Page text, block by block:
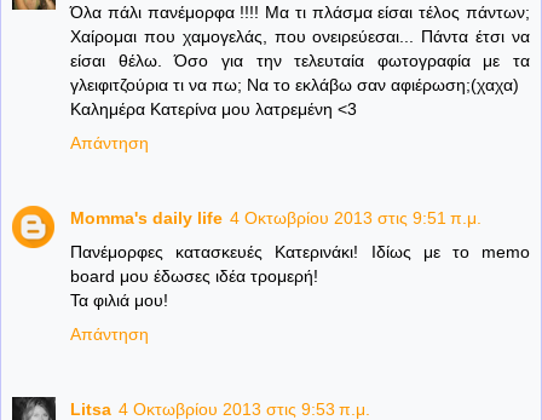
Όλα πάλι πανέμορφα !!!! Μα τι πλάσμα είσαι τέλος πάντων;
Χαίρομαι που χαμογελάς, που ονειρεύεσαι... Πάντα έτσι να
είσαι θέλω. Όσο για την τελευταία φωτογραφία με τα
γλειφιτζούρια τι να πω; Να το εκλάβω σαν αφιέρωση;(χαχα)
Καλημέρα Κατερίνα μου λατρεμένη <3
Απάντηση
Momma's daily life 4 Οκτωβρίου 2013 στις 9:51 π.μ.
Πανέμορφες κατασκευές Κατερινάκι! Ιδίως με το memo
board μου έδωσες ιδέα τρομερή!
Τα φιλιά μου!
Απάντηση
Litsa 4 Οκτωβρίου 2013 στις 9:53 π.μ.